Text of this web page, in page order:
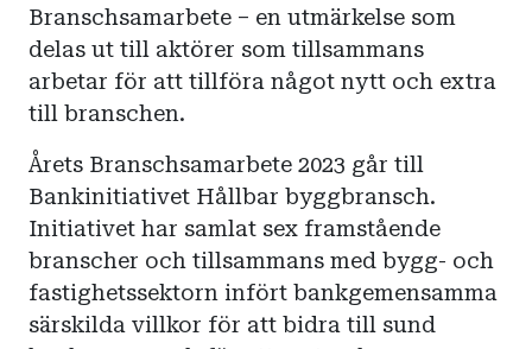
Branschsamarbete – en utmärkelse som
delas ut till aktörer som tillsammans
arbetar för att tillföra något nytt och extra
till branschen.
Årets Branschsamarbete 2023 går till
Bankinitiativet Hållbar byggbransch.
Initiativet har samlat sex framstående
branscher och tillsammans med bygg- och
fastighetssektorn infört bankgemensamma
särskilda villkor för att bidra till sund